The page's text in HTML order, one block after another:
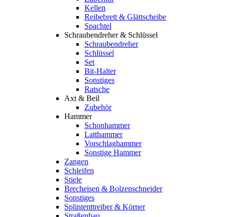
Kellen
Reibebrett & Glättscheibe
Spachtel
Schraubendreher & Schlüssel
Schraubendreher
Schlüssel
Set
Bit-Halter
Sonstiges
Ratsche
Axt & Beil
Zubehör
Hammer
Schonhammer
Latthammer
Vorschlaghammer
Sonstige Hammer
Zangen
Schleifen
Stiele
Brecheisen & Bolzenschneider
Sonstiges
Splintenttreiber & Körner